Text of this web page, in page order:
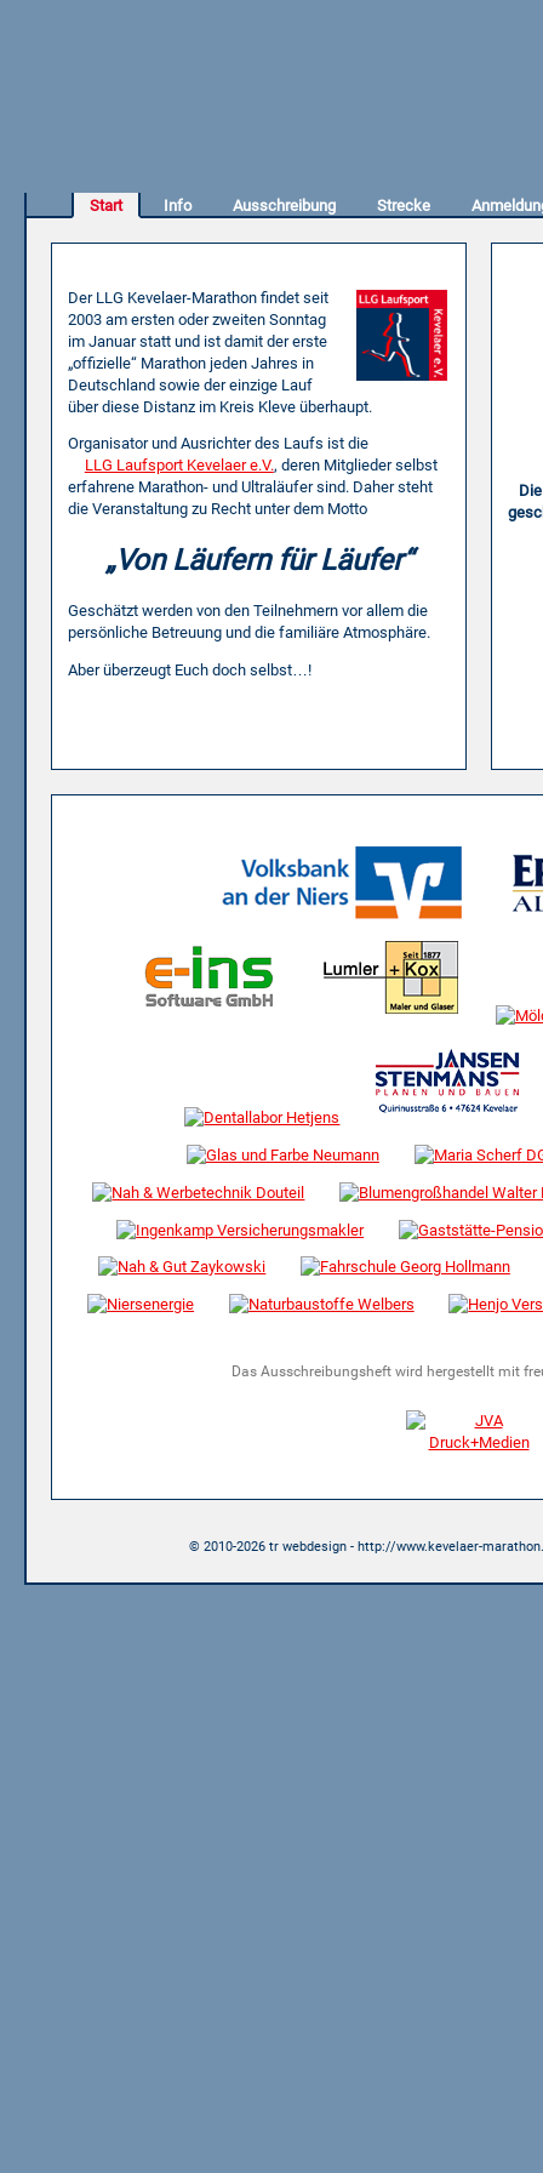
Start Info Ausschreibung Strecke
Der LLG Kevelaer-Marathon findet seit
2003 am ersten oder zweiten Sonntag
im Januar statt und ist da­mit der erste
„offizielle“ Marathon jeden Jahres in
Deutschland sowie der einzige Lauf
über diese Distanz im Kreis Kleve über­haupt.
Organisator und Ausrichter des Laufs ist die
LLG Laufsport Kevelaer e.V., deren Mitglieder selbst
erfahrene Marathon- und Ultraläufer sind. Da­her steht
die Veranstaltung zu Recht unter dem Motto
„Von Läufern für Läufer“
Geschätzt werden von den Teilnehmern vor allem die
persönliche Betreuung und die familiäre Atmosphäre.
Aber überzeugt Euch doch selbst…!
Das Ausschreibungsheft wird hergestellt mit
© 2010-2026 tr webdesign - http://www.kevelaer-